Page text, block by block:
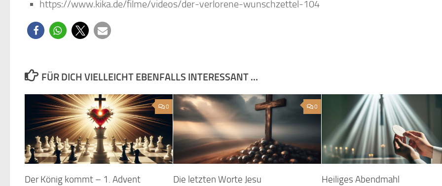
https://www.kika.de/filme/videos/der-verlorene-wunschzettel-104
FÜR DICH VIELLEICHT EBENFALLS INTERESSANT …
0
Der König kommt – 1. Advent
0
Die letzten Worte Jesu Heiliges Abendmahl